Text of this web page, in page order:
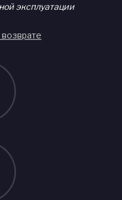
эксплуатации